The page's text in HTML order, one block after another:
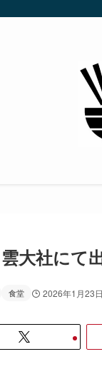
大社にて
食堂 2026年1月23日